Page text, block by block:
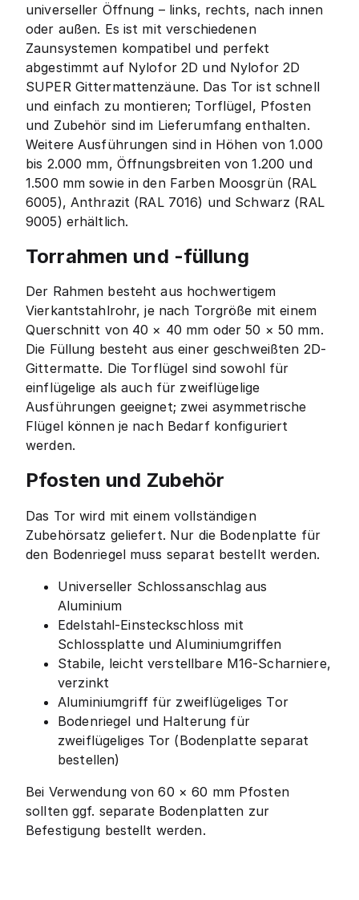
universeller Öffnung – links, rechts, nach innen
oder außen. Es ist mit verschiedenen
Zaunsystemen kompatibel und perfekt
abgestimmt auf Nylofor 2D und Nylofor 2D
SUPER Gittermattenzäune. Das Tor ist schnell
und einfach zu montieren; Torflügel, Pfosten
und Zubehör sind im Lieferumfang enthalten.
Weitere Ausführungen sind in Höhen von 1.000
bis 2.000 mm, Öffnungsbreiten von 1.200 und
1.500 mm sowie in den Farben Moosgrün (RAL
6005), Anthrazit (RAL 7016) und Schwarz (RAL
9005) erhältlich.
Torrahmen und -füllung
Der Rahmen besteht aus hochwertigem
Vierkantstahlrohr, je nach Torgröße mit einem
Querschnitt von 40 × 40 mm oder 50 × 50 mm.
Die Füllung besteht aus einer geschweißten 2D-
Gittermatte. Die Torflügel sind sowohl für
einflügelige als auch für zweiflügelige
Ausführungen geeignet; zwei asymmetrische
Flügel können je nach Bedarf konfiguriert
werden.
Pfosten und Zubehör
Das Tor wird mit einem vollständigen
Zubehörsatz geliefert. Nur die Bodenplatte für
den Bodenriegel muss separat bestellt werden.
Universeller Schlossanschlag aus
Aluminium
Edelstahl-Einsteckschloss mit
Schlossplatte und Aluminiumgriffen
Stabile, leicht verstellbare M16-Scharniere,
verzinkt
Aluminiumgriff für zweiflügeliges Tor
Bodenriegel und Halterung für
zweiflügeliges Tor (Bodenplatte separat
bestellen)
Bei Verwendung von 60 × 60 mm Pfosten
sollten ggf. separate Bodenplatten zur
Befestigung bestellt werden.